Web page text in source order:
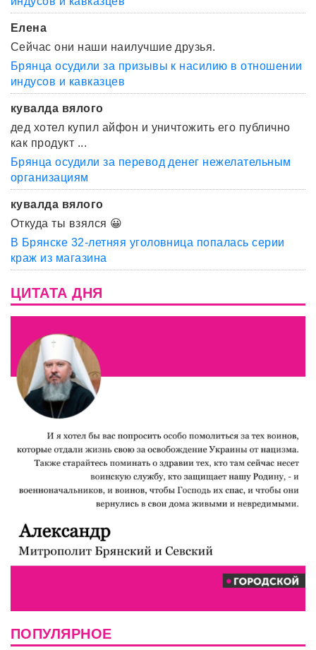
Елена
Сейчас они наши наилучшие друзья.
Брянца осудили за призывы к насилию в отношении
индусов и кавказцев
кувалда вялого
дед хотел купил айфон и уничтожить его публично
как продукт ...
Брянца осудили за перевод денег нежелательным
организациям
кувалда вялого
Откуда ты взялся 😀
В Брянске 32-летняя уголовница попалась серии
краж из магазина
ЦИТАТА ДНЯ
ПОПУЛЯРНОЕ